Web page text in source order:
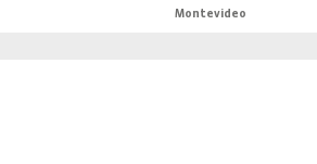
Montevideo